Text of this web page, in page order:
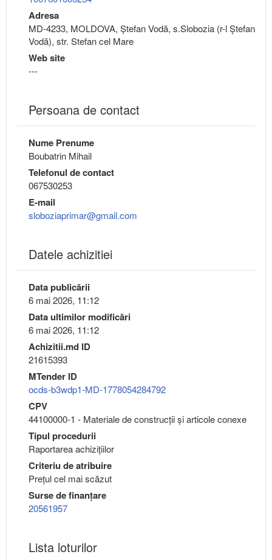
Adresa
MD-4233, MOLDOVA, Ştefan Vodă, s.Slobozia (r-l Ştefan
Vodă), str. Stefan cel Mare
Web site
---
Persoana de contact
Nume Prenume
Boubatrin Mihail
Telefonul de contact
067530253
E-mail
sloboziaprimar@gmail.com
Datele achizitiei
Data publicării
6 mai 2026, 11:12
Data ultimilor modificări
6 mai 2026, 11:12
Achizitii.md ID
21615393
MTender ID
ocds-b3wdp1-MD-1778054284792
CPV
44100000-1 - Materiale de construcţii şi articole conexe
Tipul procedurii
Raportarea achizițiilor
Criteriu de atribuire
Preţul cel mai scăzut
Surse de finanțare
20561957
Lista loturilor